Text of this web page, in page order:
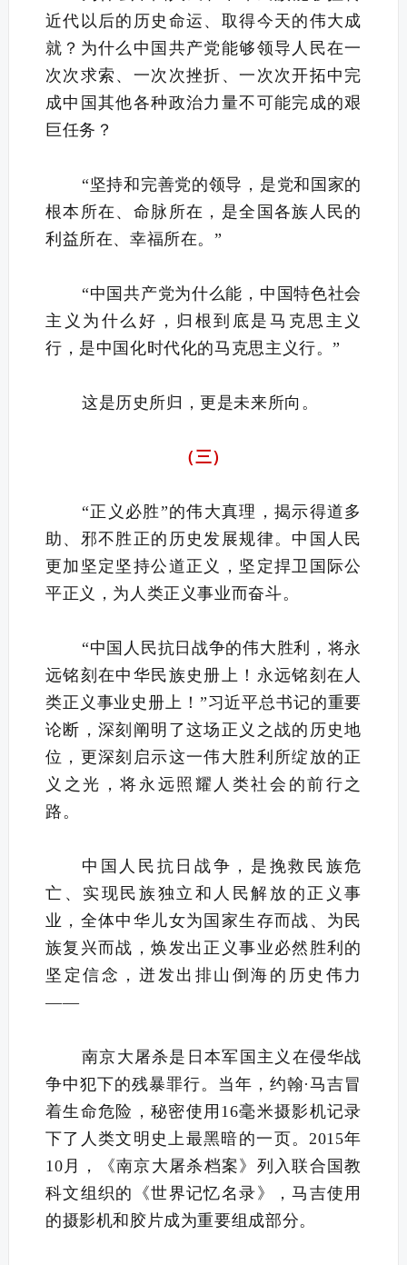
近代以后的历史命运、取得今天的伟大成
就？为什么中国共产党能够领导人民在一
次次求索、一次次挫折、一次次开拓中完
成中国其他各种政治力量不可能完成的艰
巨任务？
“坚持和完善党的领导，是党和国家的
根本所在、命脉所在，是全国各族人民的
利益所在、幸福所在。”
“中国共产党为什么能，中国特色社会
主义为什么好，归根到底是马克思主义
行，是中国化时代化的马克思主义行。”
这是历史所归，更是未来所向。
（三）
“正义必胜”的伟大真理，揭示得道多
助、邪不胜正的历史发展规律。中国人民
更加坚定坚持公道正义，坚定捍卫国际公
平正义，为人类正义事业而奋斗。
“中国人民抗日战争的伟大胜利，将永
远铭刻在中华民族史册上！永远铭刻在人
类正义事业史册上！”习近平总书记的重要
论断，深刻阐明了这场正义之战的历史地
位，更深刻启示这一伟大胜利所绽放的正
义之光，将永远照耀人类社会的前行之
路。
中国人民抗日战争，是挽救民族危
亡、实现民族独立和人民解放的正义事
业，全体中华儿女为国家生存而战、为民
族复兴而战，焕发出正义事业必然胜利的
坚定信念，迸发出排山倒海的历史伟力
——
南京大屠杀是日本军国主义在侵华战
争中犯下的残暴罪行。当年，约翰·马吉冒
着生命危险，秘密使用16毫米摄影机记录
下了人类文明史上最黑暗的一页。2015年
10月，《南京大屠杀档案》列入联合国教
科文组织的《世界记忆名录》，马吉使用
的摄影机和胶片成为重要组成部分。